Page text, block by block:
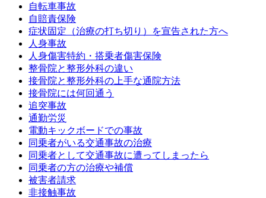
自転車事故
自賠責保険
症状固定（治療の打ち切り）を宣告された方へ
人身事故
人身傷害特約・搭乗者傷害保険
整骨院と整形外科の違い
接骨院と整形外科の上手な通院方法
接骨院には何回通う
追突事故
通勤労災
電動キックボードでの事故
同乗者がいる交通事故の治療
同乗者として交通事故に遭ってしまったら
同乗者の方の治療や補償
被害者請求
非接触事故